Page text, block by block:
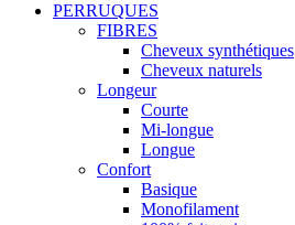
PERRUQUES
FIBRES
Cheveux synthétiques
Cheveux naturels
Longeur
Courte
Mi-longue
Longue
Confort
Basique
Monofilament